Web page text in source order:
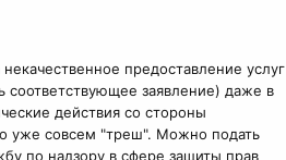
предоставление услуг
соответствующее заявление) даже в
действия со стороны
уже совсем "треш". Можно подать
по надзору в сфере защиты прав